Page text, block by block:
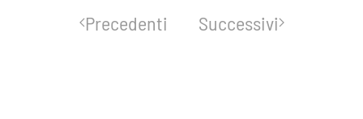
Precedenti Successivi